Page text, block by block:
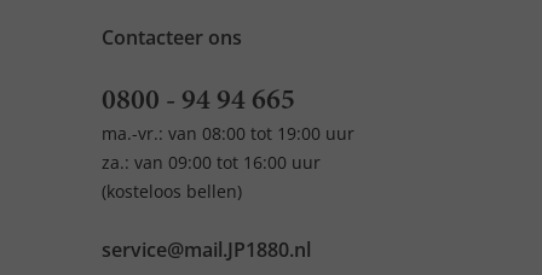
Contacteer ons
0800 - 94 94 665
ma.-vr.: van 08:00 tot 19:00 uur
za.: van 09:00 tot 16:00 uur
(kosteloos bellen)
service@mail.JP1880.nl